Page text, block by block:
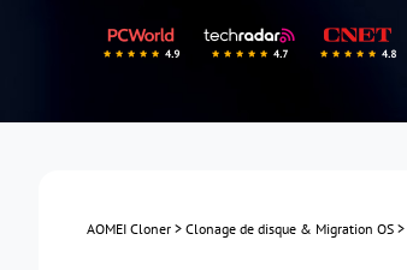
AOMEI Cloner > Clonage de disque & Migration OS >